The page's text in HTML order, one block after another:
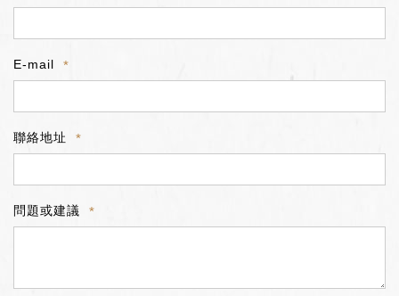
E-mail
聯絡地址
問題或建議